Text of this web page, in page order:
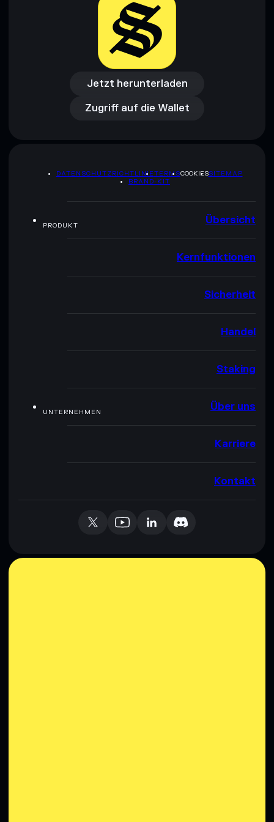
Jetzt herunterladen
Jetzt herunterladen
Zugriff auf die Wallet
Zugriff auf die Wallet
DATENSCHUTZRICHTLINIETERMSCOOKIESSITEMAP
BRAND-KIT
PRODUKT Übersicht
Kernfunktionen
Sicherheit
Handel
Staking
UNTERNEHMEN Über uns
Karriere
Kontakt